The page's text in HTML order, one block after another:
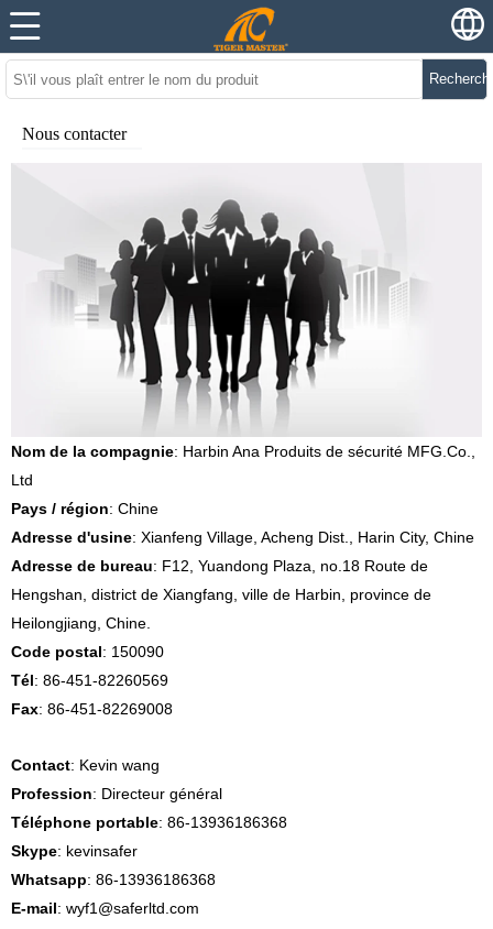
Nous contacter
Nom de la compagnie: Harbin Ana Produits de sécurité MFG.Co.,
Ltd
Pays / région: Chine
Adresse d'usine: Xianfeng Village, Acheng Dist., Harin City, Chine
Adresse de bureau: F12, Yuandong Plaza, no.18 Route de
Hengshan, district de Xiangfang, ville de Harbin, province de
Heilongjiang, Chine.
Code postal: 150090
Tél: 86-451-82260569
Fax: 86-451-82269008
Contact: Kevin wang
Profession: Directeur général
Téléphone portable: 86-13936186368
Skype: kevinsafer
Whatsapp: 86-13936186368
E-mail: wyf1@saferltd.com